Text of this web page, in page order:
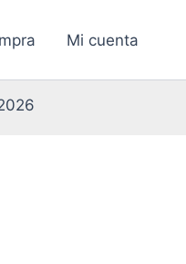
Mi cuenta